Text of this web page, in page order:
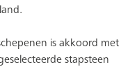
is akkoord met
stapsteen